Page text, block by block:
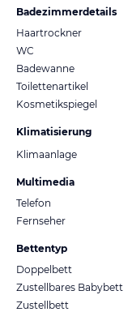
Badezimmerdetails
Haartrockner
WC
Badewanne
Toilettenartikel
Kosmetikspiegel
Klimatisierung
Klimaanlage
Multimedia
Telefon
Fernseher
Bettentyp
Doppelbett
Zustellbares Babybett
Zustellbett